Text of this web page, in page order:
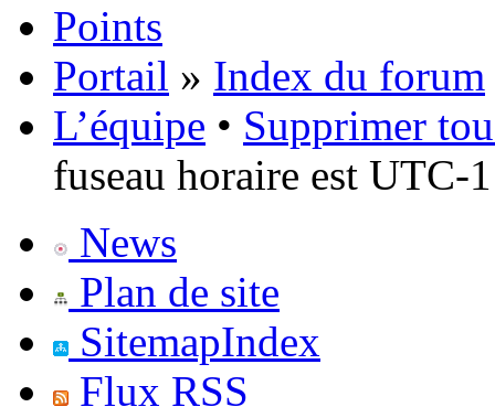
Points
Portail » Index du forum
L’équipe • Supprimer
fuseau horaire est UTC-
News
Plan de site
SitemapIndex
Flux RSS